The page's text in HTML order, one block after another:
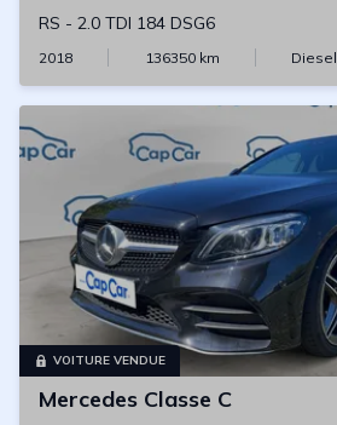
RS - 2.0 TDI 184 DSG6
2018 136350km Diesel
VOITURE VENDUE
Mercedes Classe C